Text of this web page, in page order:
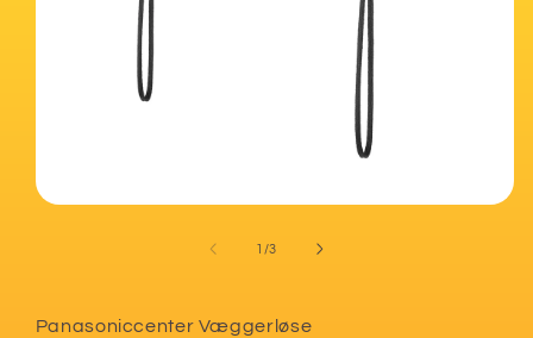
1 /af
3
Panasoniccenter Væggerløse